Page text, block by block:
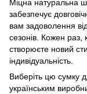
Міцна натуральна
забезпечує
вам задоволення
сезонів. Кожен раз,
створюєте новий
індивідуальність.
Виберіть цю сумку
українським